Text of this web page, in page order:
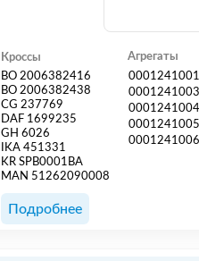
Кроссы
BO 2006382416
BO 2006382438
CG 237769
DAF 1699235
GH 6026
IKA 451331
KR SPB0001BA
MAN 51262090008
Агрегаты
0001241001
0001241003
0001241004
0001241005
0001241006
Подробнее